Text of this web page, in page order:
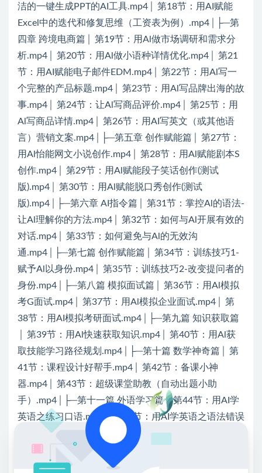
洁的一键生成PPT的AI工具.mp4│ 第18节：用AI赋能
Excel中的迭代和修复思维（工资表为例）.mp4│├─第
四章 跨境电商篇│ 第19节：用Al做市场调研和需求分
析.mp4│ 第20节：用Al做小语种详情优化.mp4│ 第21
节：用AI赋能电子邮件EDM.mp4│ 第22节：用Al写一
个完整的产品标题.mp4│ 第23节：用Al写品牌出海的故
事.mp4│ 第24节：让Al写商品评价.mp4│ 第25节：用
Al写商品详情.mp4│ 第26节：用AI写英文（或其他语
言）营销文案.mp4│├─第五章 创作赋能篇│ 第27节：
用Al怡能网文小说创作.mp4│ 第28节：用Al赋能剧本S
创作.mp4│ 第29节：用Al赋能段子笑话创作(测试
版).mp4│ 第30节：用Al赋能脱口秀创作(测试
版).mp4│├─第六章 AI指令篇│ 第31节：掌控Al的语法-
让Al理解你的方法.mp4│ 第32节：如何与Al开展有效的
对话.mp4│ 第33节：如何避免与Al的无效沟
通.mp4│├─第七篇 创作赋能篇│ 第34节：训练技巧1-
赋予Al以身份.mp4│ 第35节：训练技巧2-改变提问者的
身份.mp4│├─第八篇 模拟面试篇│ 第36节：用Al模拟
考G面试.mp4│ 第37节：用Al模拟企业面试.mp4│ 第
38节：用AI模拟考研面试.mp4│├─第九篇 知识获取篇
│ 第39节：用Al快速获取知识.mp4│ 第40节：用Al获
取技能学习路径规划.mp4│├─第十篇 数学神奇篇│ 第
41节：课程设计好帮手.mp4│ 第42节：备课小神
器.mp4│ 第43节：超级课堂助教（自动出题小助
手）.mp4│├─第十一篇 外语学习篇│ 第44节：用AI学
英语之练习口语.mp4│ 第45节：用AI学英语之语法错误
纠正.mp4│├─第十二篇 AI剪辑与AI绘画基础│ 第46
节：ChatGPT与mid结合轻松生成你脑海中的画
面.mp4│ 第47节：一键自动生成高质量视频的秘